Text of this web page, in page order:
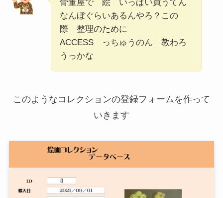
骨董屋で 絵 いっぱい買うてん
なんぼぐらいあるんやろ？この
際 整理のために
ACCESS っちゅうのん 教わろ
うっかな
このようなコレクションの登録フォームを作って
いきます